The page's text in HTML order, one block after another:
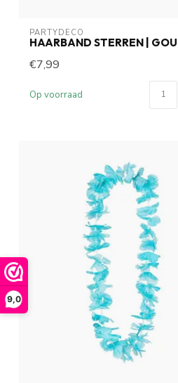
9,0
PARTYDECO
HAARBAND STERREN |
€7,99
Op voorraad